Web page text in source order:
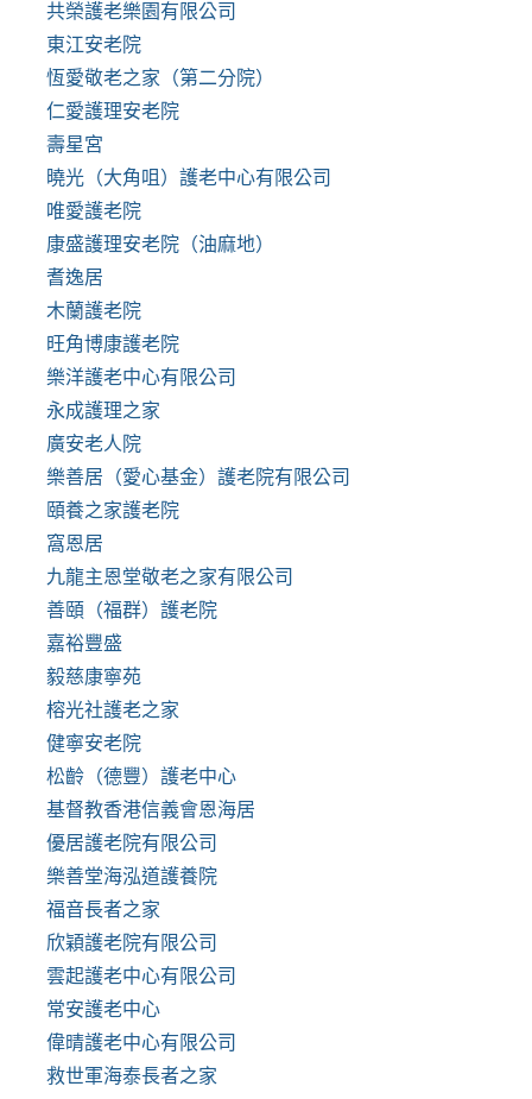
共榮護老樂園有限公司
東江安老院
恆愛敬老之家（第二分院）
仁愛護理安老院
壽星宮
曉光（大角咀）護老中心有限公司
唯愛護老院
康盛護理安老院（油麻地）
耆逸居
木蘭護老院
旺角博康護老院
樂洋護老中心有限公司
永成護理之家
廣安老人院
樂善居（愛心基金）護老院有限公司
頤養之家護老院
窩恩居
九龍主恩堂敬老之家有限公司
善頤（福群）護老院
嘉裕豐盛
毅慈康寧苑
榕光社護老之家
健寧安老院
松齡（德豐）護老中心
基督教香港信義會恩海居
優居護老院有限公司
樂善堂海泓道護養院
福音長者之家
欣穎護老院有限公司
雲起護老中心有限公司
常安護老中心
偉晴護老中心有限公司
救世軍海泰長者之家